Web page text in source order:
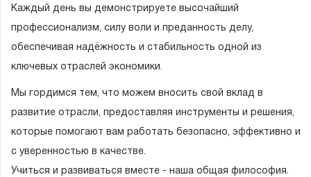
Гарантия и сервис
Доставка и оплата
Партнерам
Контакты
Каждый день вы демонстрируете высочайший
профессионализм, силу воли и преданность делу,
обеспечивая надёжность и стабильность одной из
ключевых отраслей экономики.
Мы гордимся тем, что можем вносить свой вклад в
развитие отрасли, предоставляя инструменты и решения,
которые помогают вам работать безопасно, эффективно и
с уверенностью в качестве.
Учиться и развиваться вместе - наша общая философия.